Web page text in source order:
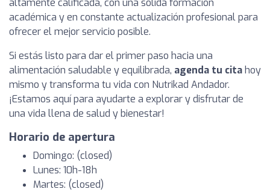
altamente calificada, con una sólida formación
académica y en constante actualización profesional para
ofrecer el mejor servicio posible.
Si estás listo para dar el primer paso hacia una
alimentación saludable y equilibrada, agenda tu cita hoy
mismo y transforma tu vida con Nutrikad Andador.
¡Estamos aquí para ayudarte a explorar y disfrutar de
una vida llena de salud y bienestar!
Horario de apertura
Domingo: (closed)
Lunes: 10h-18h
Martes: (closed)